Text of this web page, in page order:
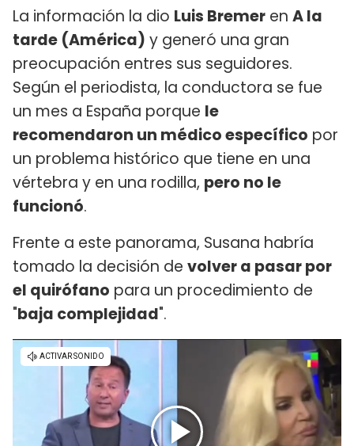
La información la dio Luis Bremer en A la
tarde (América) y generó una gran
preocupación entres sus seguidores.
Según el periodista, la conductora se fue
un mes a España porque le
recomendaron un médico específico por
un problema histórico que tiene en una
vértebra y en una rodilla, pero no le
funcionó.
Frente a este panorama, Susana habría
tomado la decisión de volver a pasar por
el quirófano para un procedimiento de
"baja complejidad".